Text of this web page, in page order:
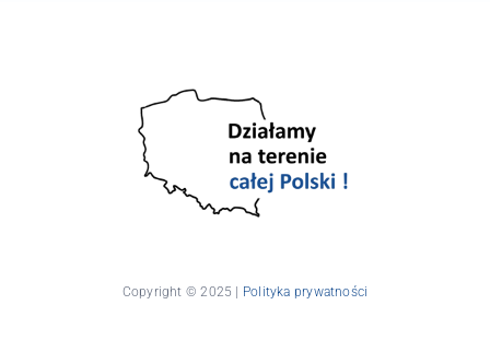
Copyright © 2025 | Polityka prywatności